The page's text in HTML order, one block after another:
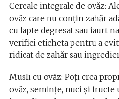
Cereale integrale de ovăz:
ovăz care nu conțin zahăr
cu lapte degresat sau iaurt
verifici eticheta pentru a
ridicat de zahăr sau
Musli cu ovăz: Poți crea
ovăz, semințe, nuci și fructe